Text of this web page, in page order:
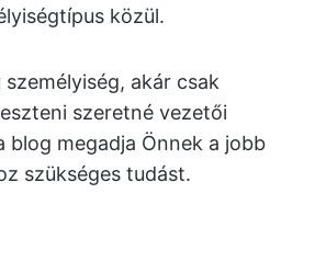
közül.
személyiség, akár csak
szeretné vezetői
blog megadja Önnek a jobb
szükséges tudást.